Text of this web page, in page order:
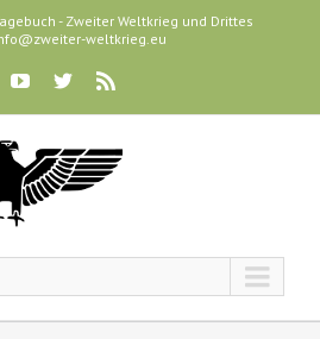
- Zweiter Weltkrieg und Drittes
weltkrieg.eu